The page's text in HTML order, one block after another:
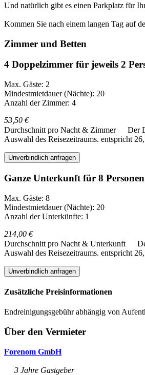
Und natürlich gibt es einen Parkplatz für
Kommen Sie nach einem langen Tag auf
Zimmer und Betten
4 Doppelzimmer für jeweils 2
Max. Gäste: 2
Mindestmietdauer (Nächte): 20
Anzahl der Zimmer: 4
53,50 €
Durchschnitt pro Nacht & Zimmer
Der
Auswahl des Reisezeitraums. entspricht
Unverbindlich anfragen
Ganze Unterkunft für 8 Personen
Max. Gäste: 8
Mindestmietdauer (Nächte): 20
Anzahl der Unterkünfte: 1
214,00 €
Durchschnitt pro Nacht & Unterkunft
Auswahl des Reisezeitraums. entspricht
Unverbindlich anfragen
Zusätzliche Preisinformationen
Endreinigungsgebühr abhängig von
Über den Vermieter
Forenom GmbH
3 Jahre Gastgeber